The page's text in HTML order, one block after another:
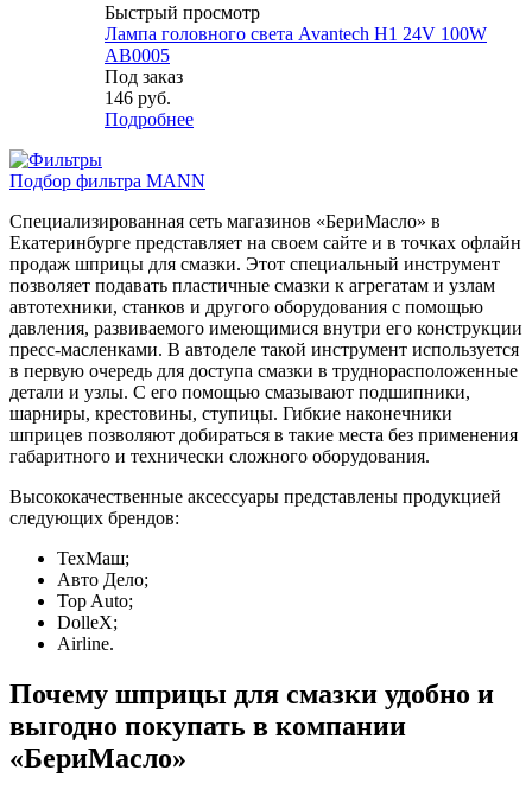
Быстрый просмотр
Лампа головного света Avantech H1 24V 100W
AB0005
Под заказ
146 руб.
Подробнее
Подбор фильтра MANN
Специализированная сеть магазинов «БериМасло» в
Екатеринбурге представляет на своем сайте и в точках офлайн
продаж шприцы для смазки. Этот специальный инструмент
позволяет подавать пластичные смазки к агрегатам и узлам
автотехники, станков и другого оборудования с помощью
давления, развиваемого имеющимися внутри его конструкции
пресс-масленками. В автоделе такой инструмент используется
в первую очередь для доступа смазки в труднорасположенные
детали и узлы. С его помощью смазывают подшипники,
шарниры, крестовины, ступицы. Гибкие наконечники
шприцев позволяют добираться в такие места без применения
габаритного и технически сложного оборудования.
Высококачественные аксессуары представлены продукцией
следующих брендов:
ТехМаш;
Авто Дело;
Top Auto;
DolleX;
Airline.
Почему шприцы для смазки удобно и
выгодно покупать в компании
«БериМасло»